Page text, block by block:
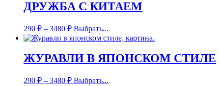
ДРУЖБА С КИТАЕМ
290 ₽ – 3480 ₽ Выбрать...
ЖУРАВЛИ В ЯПОНСКОМ СТИЛЕ
290 ₽ – 3480 ₽ Выбрать...